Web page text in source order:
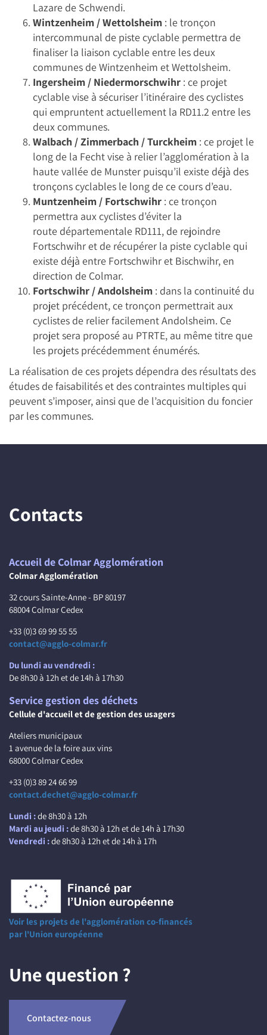
Lazare de Schwendi.
Wintzenheim / Wettolsheim : le tronçon
intercommunal de piste cyclable permettra de
finaliser la liaison cyclable entre les deux
communes de Wintzenheim et Wettolsheim.
Ingersheim / Niedermorschwihr : ce projet
cyclable vise à sécuriser l’itinéraire des cyclistes
qui empruntent actuellement la RD11.2 entre les
deux communes.
Walbach / Zimmerbach / Turckheim : ce projet le
long de la Fecht vise à relier l’agglomération à la
haute vallée de Munster puisqu’il existe déjà des
tronçons cyclables le long de ce cours d’eau.
Muntzenheim / Fortschwihr : ce tronçon
permettra aux cyclistes d’éviter la
route départementale RD111, de rejoindre
Fortschwihr et de récupérer la piste cyclable qui
existe déjà entre Fortschwihr et Bischwihr, en
direction de Colmar.
Fortschwihr / Andolsheim : dans la continuité du
projet précédent, ce tronçon permettrait aux
cyclistes de relier facilement Andolsheim. Ce
projet sera proposé au PTRTE, au même titre que
les projets précédemment énumérés.
La réalisation de ces projets dépendra des résultats des
études de faisabilités et des contraintes multiples qui
peuvent s’imposer, ainsi que de l’acquisition du foncier
par les communes.
Contacts
Accueil de Colmar Agglomération
Colmar Agglomération
32 cours Sainte-Anne - BP 80197
68004 Colmar Cedex
+33 (0)3 69 99 55 55
contact@agglo-colmar.fr
Du lundi au vendredi :
De 8h30 à 12h et de 14h à 17h30
Service gestion des déchets
Cellule d'accueil et de gestion des usagers
Ateliers municipaux
1 avenue de la foire aux vins
68000 Colmar Cedex
+33 (0)3 89 24 66 99
contact.dechet@agglo-colmar.fr
Lundi :de 8h30 à 12h
Mardi au jeudi :de 8h30 à 12h et de 14h à 17h30
Vendredi :de 8h30 à 12h et de 14h à 17h
Voir les projets de l'agglomération co-financés
par l'Union européenne
Une question ?
Contactez-nous